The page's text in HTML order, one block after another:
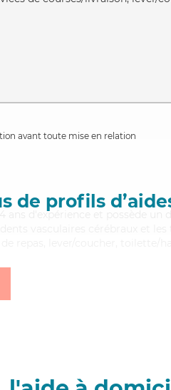
avant toute mise en relation
de profils
ans d'expérience et possède un
vasculaires cérébraux et les